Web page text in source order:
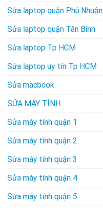
Sửa laptop quận Phú Nhuận
Sửa laptop quận Tân Bình
Sửa laptop Tp HCM
Sửa laptop uy tín Tp HCM
Sửa macbook
SỬA MÁY TÍNH
Sửa máy tính quận 1
Sửa máy tính quận 2
Sửa máy tính quận 3
Sửa máy tính quận 4
Sửa máy tính quận 5